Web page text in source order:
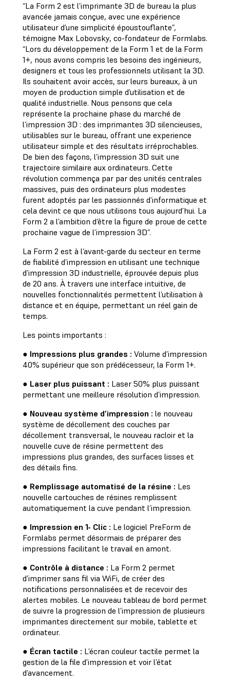
“La Form 2 est l’imprimante 3D de bureau la plus
avancée jamais conçue, avec une expérience
utilisateur d’une simplicité époustouflante”,
témoigne Max Lobovsky, co-fondateur de Formlabs.
“Lors du développement de la Form 1 et de la Form
1+, nous avons compris les besoins des ingénieurs,
designers et tous les professionnels utilisant la 3D.
Ils souhaitent avoir accès, sur leurs bureaux, à un
moyen de production simple d’utilisation et de
qualité industrielle. Nous pensons que cela
représente la prochaine phase du marché de
l’impression 3D : des imprimantes 3D silencieuses,
utilisables sur le bureau, offrant une experience
utilisateur simple et des résultats irréprochables.
De bien des façons, l’impression 3D suit une
trajectoire similaire aux ordinateurs. Cette
révolution commença par par des unités centrales
massives, puis des ordinateurs plus modestes
furent adoptés par les passionnés d’informatique et
cela devint ce que nous utilisons tous aujourd’hui. La
Form 2 a l’ambition d’être la figure de proue de cette
prochaine vague de l’impression 3D”.
La Form 2 est à l’avant-garde du secteur en terme
de fiabilité d’impression en utilisant une technique
d’impression 3D industrielle, éprouvée depuis plus
de 20 ans. À travers une interface intuitive, de
nouvelles fonctionnalités permettent l’utilisation à
distance et en équipe, permettant un réel gain de
temps.
Les points importants :
● Impressions plus grandes : Volume d’impression
40% supérieur que son prédécesseur, la Form 1+.
● Laser plus puissant : Laser 50% plus puissant
permettant une meilleure résolution d’impression.
● Nouveau système d’impression : le nouveau
système de décollement des couches par
décollement transversal, le nouveau racloir et la
nouvelle cuve de résine permettent des
impressions plus grandes, des surfaces lisses et
des détails fins.
● Remplissage automatisé de la résine : Les
nouvelle cartouches de résines remplissent
automatiquement la cuve pendant l’impression.
● Impression en 1- Clic : Le logiciel PreForm de
Formlabs permet désormais de préparer des
impressions facilitant le travail en amont.
● Contrôle à distance : La Form 2 permet
d’imprimer sans fil via WiFi, de créer des
notifications personnalisées et de recevoir des
alertes mobiles. Le nouveau tableau de bord permet
de suivre la progression de l’impression de plusieurs
imprimantes directement sur mobile, tablette et
ordinateur.
● Écran tactile : L’écran couleur tactile permet la
gestion de la file d’impression et voir l’état
d’avancement.